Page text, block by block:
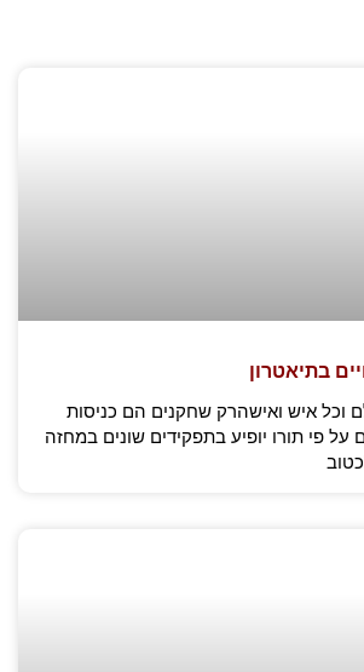
בתיאטרון
וכל איש ואישהרק שחקנים הם כניסות
על פי תורו יופיע בתפקידים שונים במחזה